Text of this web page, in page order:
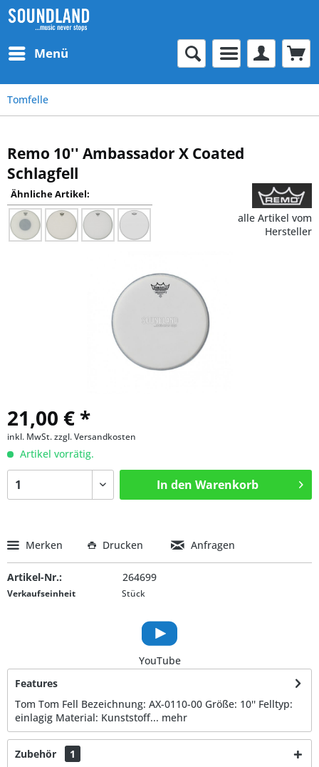
Menü
Tomfelle
Remo 10'' Ambassador X Coated
Schlagfell
Ähnliche Artikel:
alle Artikel vom
Hersteller
21,00 € *
inkl. MwSt.zzgl. Versandkosten
Artikel vorrätig.
In den Warenkorb
Merken Drucken Anfragen
Artikel-Nr.: 264699
Verkaufseinheit Stück
YouTube
Features
Tom Tom Fell Bezeichnung: AX-0110-00 Größe: 10'' Felltyp:
einlagig Material: Kunststoff... mehr
Zubehör 1